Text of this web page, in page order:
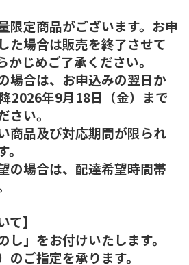
限定商品がございます。お申
た場合は販売を終了させて
かじめご了承ください。
場合は、お申込みの翌日か
2026年9月18日（金）まで
さい。
商品及び対応期間が限られ
の場合は、配達希望時間帯
て】
」をお付けいたします。
ご指定を承ります。